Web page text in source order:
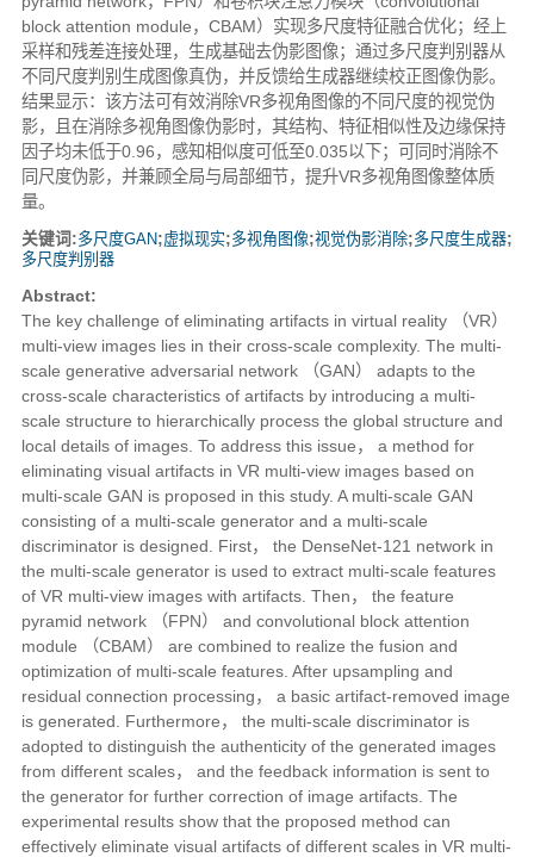
block attention module，CBAM）实现多尺度特征融合优化；经上
采样和残差连接处理，生成基础去伪影图像；通过多尺度判别器从
不同尺度判别生成图像真伪，并反馈给生成器继续校正图像伪影。
结果显示：该方法可有效消除VR多视角图像的不同尺度的视觉伪
影，且在消除多视角图像伪影时，其结构、特征相似性及边缘保持
因子均未低于0.96，感知相似度可低至0.035以下；可同时消除不
同尺度伪影，并兼顾全局与局部细节，提升VR多视角图像整体质
量。
关键词:多尺度GAN;虚拟现实;多视角图像;视觉伪影消除;多尺度生成器;
多尺度判别器
Abstract:
The key challenge of eliminating artifacts in virtual reality （VR）
multi-view images lies in their cross-scale complexity. The multi-
scale generative adversarial network （GAN） adapts to the
cross-scale characteristics of artifacts by introducing a multi-
scale structure to hierarchically process the global structure and
local details of images. To address this issue， a method for
eliminating visual artifacts in VR multi-view images based on
multi-scale GAN is proposed in this study. A multi-scale GAN
consisting of a multi-scale generator and a multi-scale
discriminator is designed. First， the DenseNet-121 network in
the multi-scale generator is used to extract multi-scale features
of VR multi-view images with artifacts. Then， the feature
pyramid network （FPN） and convolutional block attention
module （CBAM） are combined to realize the fusion and
optimization of multi-scale features. After upsampling and
residual connection processing， a basic artifact-removed image
is generated. Furthermore， the multi-scale discriminator is
adopted to distinguish the authenticity of the generated images
from different scales， and the feedback information is sent to
the generator for further correction of image artifacts. The
experimental results show that the proposed method can
effectively eliminate visual artifacts of different scales in VR multi-